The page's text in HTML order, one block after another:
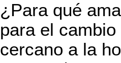
¿Para qué
para el cambio
cercano a la